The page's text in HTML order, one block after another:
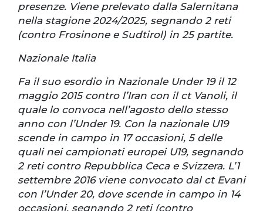
presenze. Viene prelevato dalla Salernitana
nella stagione 2024/2025, segnando 2 reti
(contro Frosinone e Sudtirol) in 25 partite.
Nazionale Italia
Fa il suo esordio in Nazionale Under 19 il 12
maggio 2015 contro l’Iran con il ct Vanoli, il
quale lo convoca nell’agosto dello stesso
anno con l’Under 19. Con la nazionale U19
scende in campo in 17 occasioni, 5 delle
quali nei campionati europei U19, segnando
2 reti contro Repubblica Ceca e Svizzera. L’1
settembre 2016 viene convocato dal ct Evani
con l’Under 20, dove scende in campo in 14
occasioni, segnando 2 reti (contro